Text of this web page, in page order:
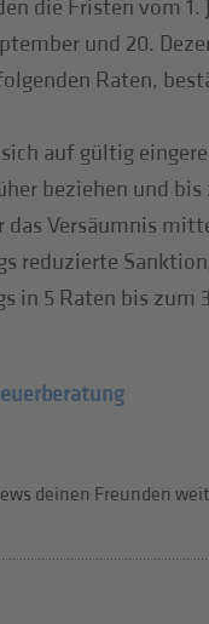
die Fristen vom
und 20.
Raten,
auf gültig
beziehen und
Versäumnis
reduzierte
in 5 Raten bis zum
deinen Freunden